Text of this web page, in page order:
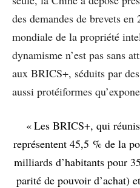
des demandes de brevets
mondiale de la propriété
dynamisme n’est pas sans
aux BRICS+, séduits par
aussi protéiformes
« Les BRICS+, qui
représentent 45,5 % de la
milliards d’habitants pour
parité de pouvoir d’achat)